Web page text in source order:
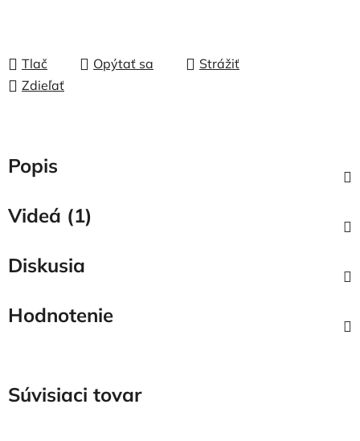
Tlač Opýtať sa
Strážiť
Zdieľať
Popis
Videá (1)
Diskusia
Hodnotenie
Súvisiaci tovar